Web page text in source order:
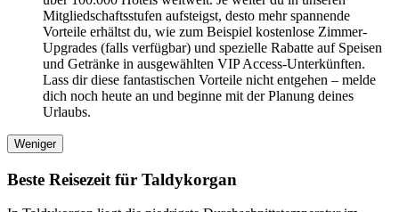
Mitgliedschaftsstufen aufsteigst, desto mehr spannende
Vorteile erhältst du, wie zum Beispiel kostenlose Zimmer-
Upgrades (falls verfügbar) und spezielle Rabatte auf Speisen
und Getränke in ausgewählten VIP Access-Unterkünften.
Lass dir diese fantastischen Vorteile nicht entgehen – melde
dich noch heute an und beginne mit der Planung deines
Urlaubs.
Weniger
Beste Reisezeit für Taldykorgan